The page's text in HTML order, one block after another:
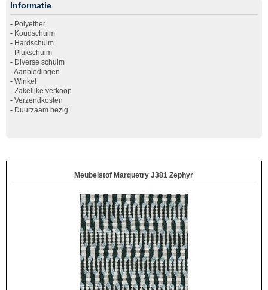
Informatie
- Polyether
- Koudschuim
- Hardschuim
- Plukschuim
- Diverse schuim
-Aanbiedingen
- Winkel
- Zakelijke verkoop
- Verzendkosten
- Duurzaam bezig
Meubelstof Marquetry J381 Zephyr